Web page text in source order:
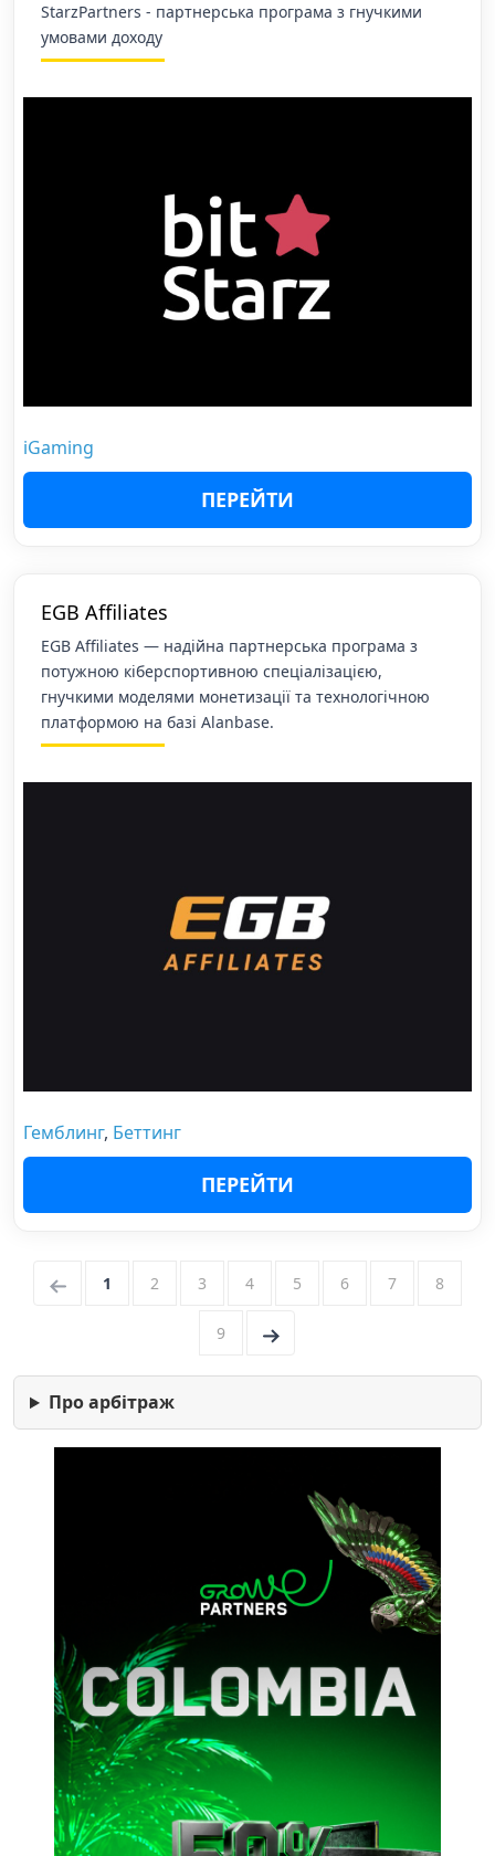
StarzPartners - партнерська програма з гнучкими
умовами доходу
iGaming
ПЕРЕЙТИ
EGB Affiliates
EGB Affiliates — надійна партнерська програма з
потужною кіберспортивною спеціалізацією,
гнучкими моделями монетизації та технологічною
платформою на базі Alanbase.
Гемблинг, Беттинг
ПЕРЕЙТИ
← 1 2 3 4 5 6 7 8
9 →
Про арбітраж